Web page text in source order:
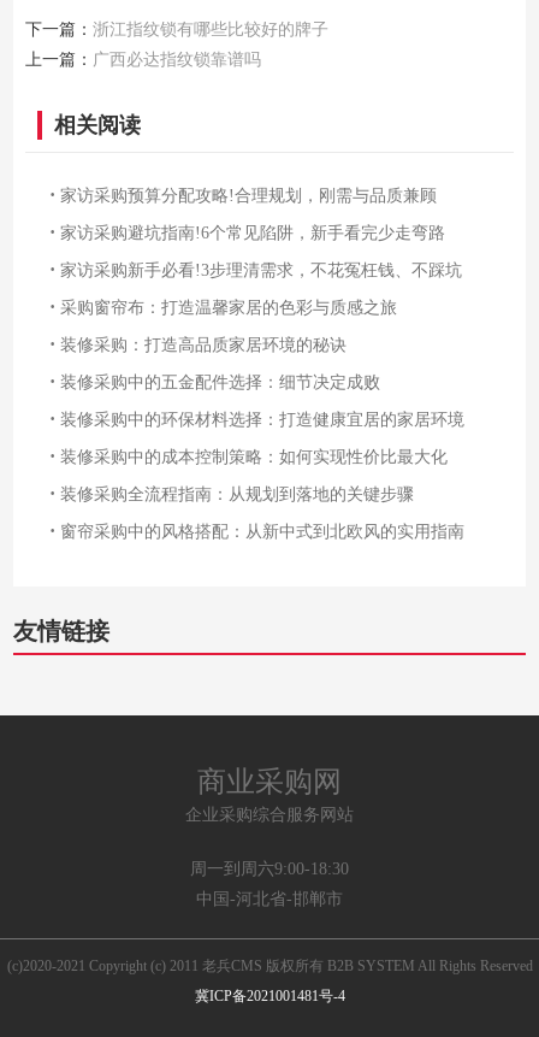
下一篇：浙江指纹锁有哪些比较好的牌子
上一篇： 广西必达指纹锁靠谱吗
相关阅读
·家访采购预算分配攻略!合理规划，刚需与品质兼顾
·家访采购避坑指南!6个常见陷阱，新手看完少走弯路
·家访采购新手必看!3步理清需求，不花冤枉钱、不踩坑
·采购窗帘布：打造温馨家居的色彩与质感之旅
·装修采购：打造高品质家居环境的秘诀
·装修采购中的五金配件选择：细节决定成败
·装修采购中的环保材料选择：打造健康宜居的家居环境
·装修采购中的成本控制策略：如何实现性价比最大化
·装修采购全流程指南：从规划到落地的关键步骤
· 窗帘采购中的风格搭配：从新中式到北欧风的实用指南
友情链接
商业采购网
企业采购综合服务网站
周一到周六9:00-18:30
中国-河北省-邯郸市
(c)2020-2021 Copyright (c) 2011 老兵CMS 版权所有 B2B SYSTEM All Rights Reserved
冀ICP备2021001481号-4